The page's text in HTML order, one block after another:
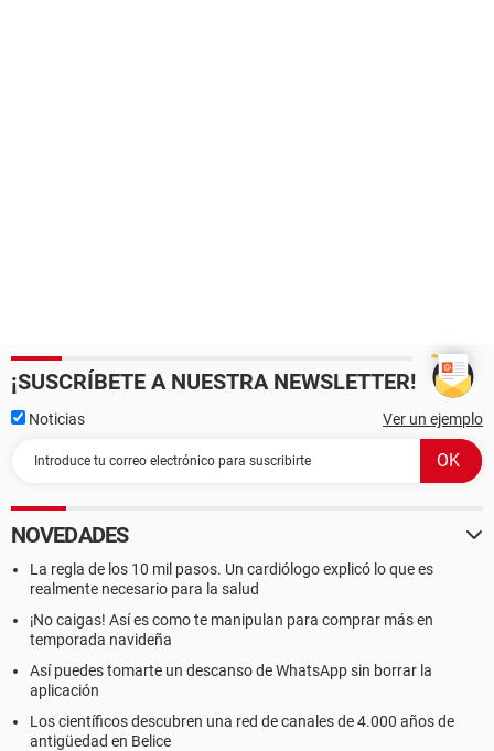
¡SUSCRÍBETE A NUESTRA NEWSLETTER!
Noticias Ver un ejemplo
NOVEDADES
La regla de los 10 mil pasos. Un cardiólogo explicó lo que es
realmente necesario para la salud
¡No caigas! Así es como te manipulan para comprar más en
temporada navideña
Así puedes tomarte un descanso de WhatsApp sin borrar la
aplicación
Los científicos descubren una red de canales de 4.000 años de
antigüedad en Belice